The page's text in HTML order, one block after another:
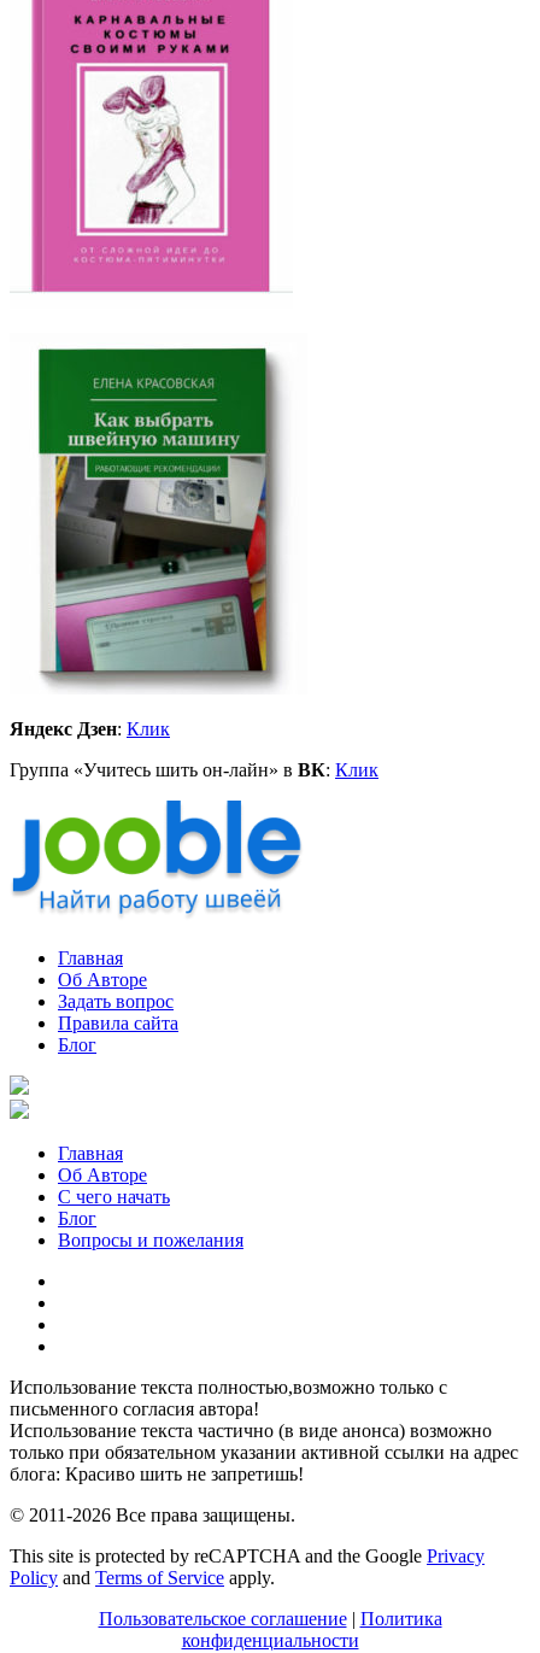
Яндекс Дзен: Клик
Группа «Учитесь шить он-лайн» в ВК: Клик
Главная
Об Авторе
Задать вопрос
Правила сайта
Блог
Главная
Об Авторе
С чего начать
Блог
Вопросы и пожелания
Использование текста полностью,возможно только с
письменного согласия автора!
Использование текста частично (в виде анонса) возможно
только при обязательном указании активной ссылки на адрес
блога: Красиво шить не запретишь!
© 2011-2026 Все права защищены.
This site is protected by reCAPTCHA and the Google Privacy
Policy and Terms of Service apply.
Пользовательское соглашение| Политика
конфиденциальности